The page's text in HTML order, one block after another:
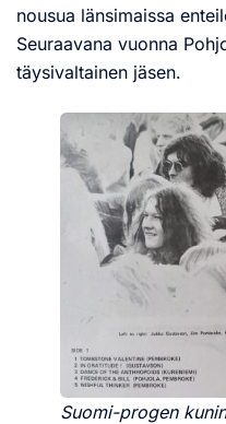
nousua länsimaissa
Seuraavana vuonna
täysivaltainen jäsen.
Suomi-progen